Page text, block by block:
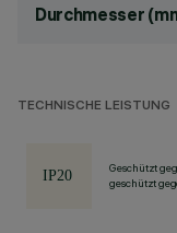
Durchmesser
TECHNISCHE LEISTUNG
Geschützt
geschützt